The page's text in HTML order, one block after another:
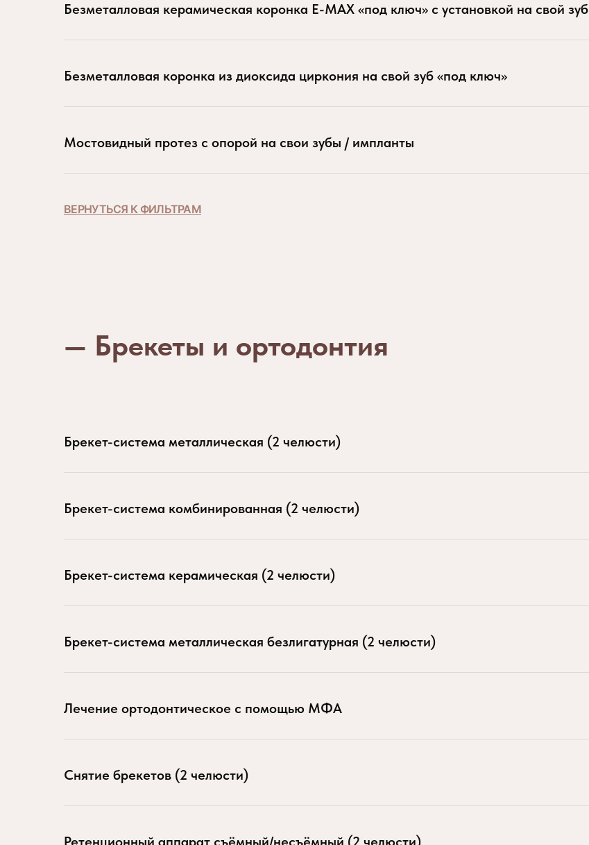
Безметалловая керамическая коронка E-MAX «под ключ» с установкой на свой зуб
Безметалловая коронка из диоксида циркония на свой зуб «под ключ»
Мостовидный протез с опорой на свои зубы / импланты
ВЕРНУТЬСЯ К ФИЛЬТРАМ
— Брекеты и ортодонтия
Брекет-система металлическая (2 челюсти)
Брекет-система комбинированная (2 челюсти)
Брекет-система керамическая (2 челюсти)
Брекет-система металлическая безлигатурная (2 челюсти)
Лечение ортодонтическое с помощью МФА
Снятие брекетов (2 челюсти)
Ретенционный аппарат съёмный/несъёмный (2 челюсти)